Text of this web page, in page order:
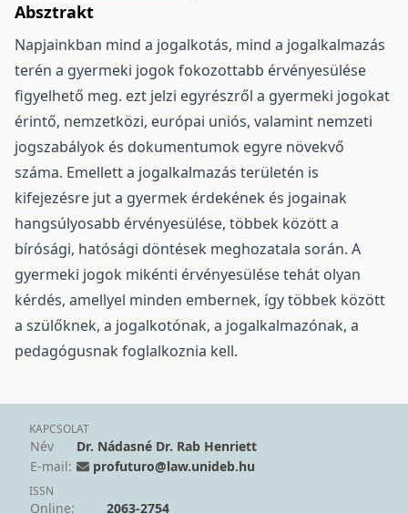
Absztrakt
Napjainkban mind a jogalkotás, mind a jogalkalmazás
terén a gyermeki jogok fokozottabb érvényesülése
figyelhető meg. ezt jelzi egyrészről a gyermeki jogokat
érintő, nemzetközi, európai uniós, valamint nemzeti
jogszabályok és dokumentumok egyre növekvő
száma. Emellett a jogalkalmazás területén is
kifejezésre jut a gyermek érdekének és jogainak
hangsúlyosabb érvényesülése, többek között a
bírósági, hatósági döntések meghozatala során. A
gyermeki jogok mikénti érvényesülése tehát olyan
kérdés, amellyel minden embernek, így többek között
a szülőknek, a jogalkotónak, a jogalkalmazónak, a
pedagógusnak foglalkoznia kell.
KAPCSOLAT
Név
Dr. Nádasné Dr. Rab Henriett
E-mail:
profuturo@law.unideb.hu
ISSN
Online: 2063-2754